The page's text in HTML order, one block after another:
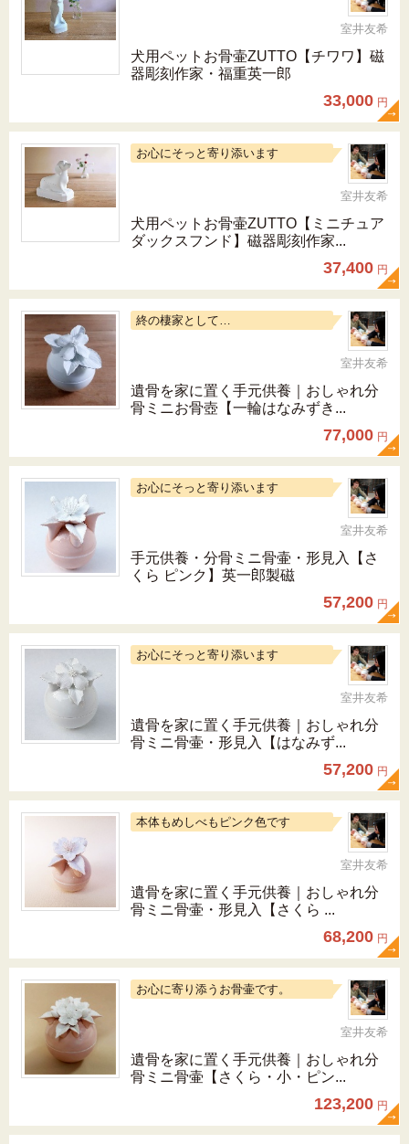
室井友希
犬用ペットお骨壷ZUTTO【チワワ】磁
器彫刻作家・福重英一郎
33,000 円
お心にそっと寄り添います
室井友希
犬用ペットお骨壷ZUTTO【ミニチュア
ダックスフンド】磁器彫刻作家...
37,400 円
終の棲家として…
室井友希
遺骨を家に置く手元供養｜おしゃれ分
骨ミニお骨壺【一輪はなみずき...
77,000 円
お心にそっと寄り添います
室井友希
手元供養・分骨ミニ骨壷・形見入【さ
くら ピンク】英一郎製磁
57,200 円
お心にそっと寄り添います
室井友希
遺骨を家に置く手元供養｜おしゃれ分
骨ミニ骨壷・形見入【はなみず...
57,200 円
本体もめしべもピンク色です
室井友希
遺骨を家に置く手元供養｜おしゃれ分
骨ミニ骨壷・形見入【さくら ...
68,200 円
お心に寄り添うお骨壷です。
室井友希
遺骨を家に置く手元供養｜おしゃれ分
骨ミニ骨壷【さくら・小・ピン...
123,200 円